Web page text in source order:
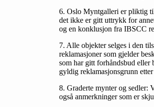
6. Oslo Myntgalleri er pliktig
det ikke er gitt uttrykk for
og en konklusjon fra IBSCC
7. Alle objekter selges i den
reklamasjoner som gjelder
som har gitt forhåndsbud
gyldig reklamasjonsgrunn
8. Graderte mynter og sedler:
også anmerkninger som er